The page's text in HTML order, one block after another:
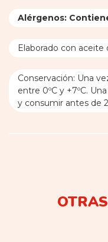
Alérgenos:
Elaborado con aceite
Conservación: Una
entre 0ºC y +7ºC.
y consumir antes de